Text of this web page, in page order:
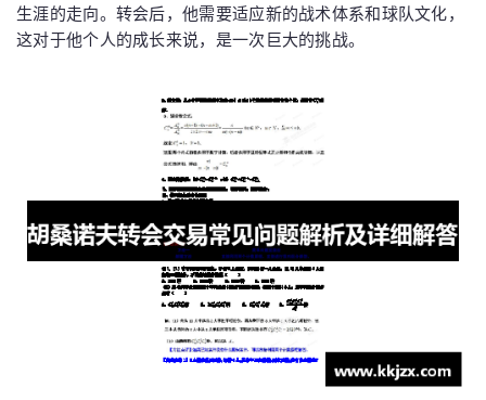
生涯的走向。转会后，他需要适应新的战术体系和球队文化，
这对于他个人的成长来说，是一次巨大的挑战。